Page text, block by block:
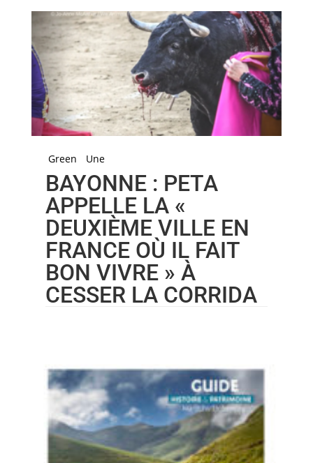
Green Une
BAYONNE : PETA
APPELLE LA «
DEUXIÈME VILLE EN
FRANCE OÙ IL FAIT
BON VIVRE » À
CESSER LA CORRIDA